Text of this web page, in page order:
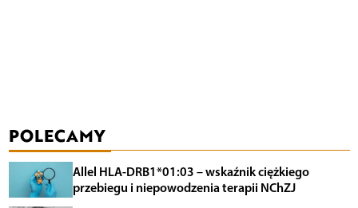
POLECAMY
Allel HLA-DRB1*01:03 – wskaźnik ciężkiego
przebiegu i niepowodzenia terapii NChZJ